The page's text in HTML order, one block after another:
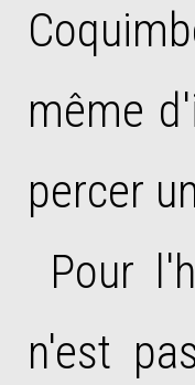
même
percer
Pour
n'est